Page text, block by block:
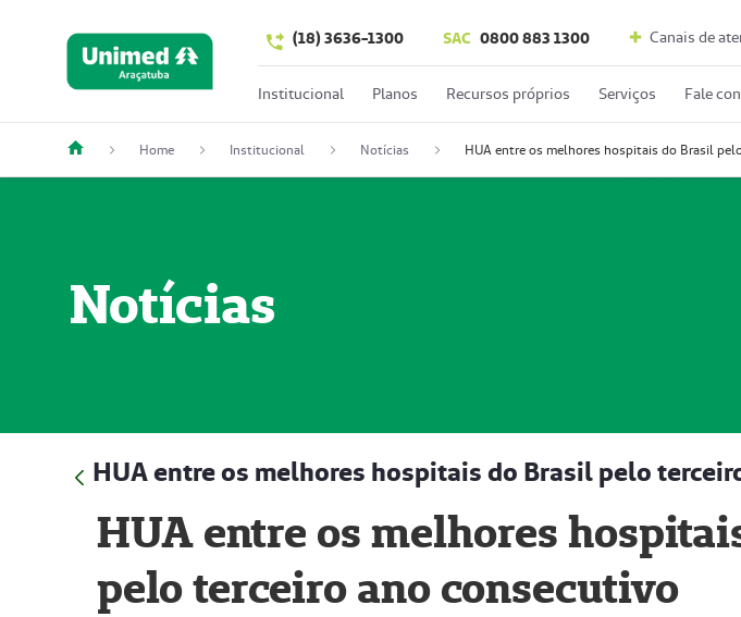
(18) 3636-1300 SAC 0800 883 1300 Canais de
Institucional Planos Recursos próprios Serviços Fale
Home Institucional Notícias
Notícias
HUA entre os melhores hospitais do Brasil pelo
HUA entre os melhores
pelo terceiro ano consecutivo